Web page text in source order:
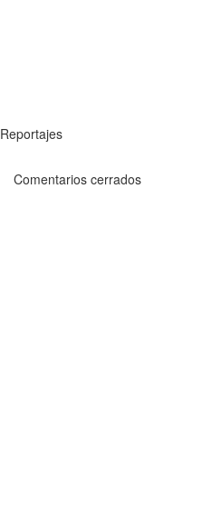
Reportajes
Comentarios cerrados